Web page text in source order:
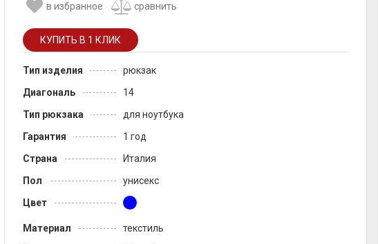
в избранное сравнить
Тип изделия
рюкзак
Диагональ
14
Тип рюкзака
для ноутбука
Гарантия
1 год
Страна
Италия
Пол
унисекс
Цвет
Материал
текстиль